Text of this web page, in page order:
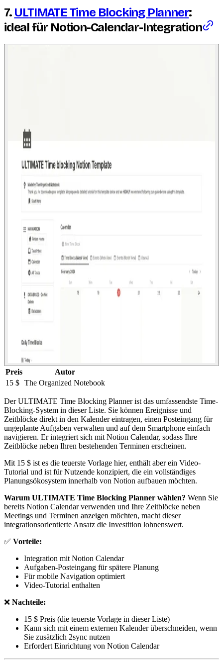
7. ULTIMATE Time Blocking Planner:
ideal für Notion-Calendar-Integration
Preis
Autor
15 $ The Organized Notebook
Der ULTIMATE Time Blocking Planner ist das umfassendste Time-
Blocking-System in dieser Liste. Sie können Ereignisse und
Zeitblöcke direkt in den Kalender eintragen, einen Posteingang für
ungeplante Aufgaben verwalten und auf dem Smartphone einfach
navigieren. Er integriert sich mit Notion Calendar, sodass Ihre
Zeitblöcke neben Ihren bestehenden Terminen erscheinen.
Mit 15 $ ist es die teuerste Vorlage hier, enthält aber ein Video-
Tutorial und ist für Nutzende konzipiert, die ein vollständiges
Planungsökosystem innerhalb von Notion aufbauen möchten.
Warum ULTIMATE Time Blocking Planner wählen? Wenn Sie
bereits Notion Calendar verwenden und Ihre Zeitblöcke neben
Meetings und Terminen anzeigen möchten, macht dieser
integrationsorientierte Ansatz die Investition lohnenswert.
✅ Vorteile:
Integration mit Notion Calendar
Aufgaben-Posteingang für spätere Planung
Für mobile Navigation optimiert
Video-Tutorial enthalten
❌ Nachteile:
15 $ Preis (die teuerste Vorlage in dieser Liste)
Kann sich mit einem externen Kalender überschneiden, wenn
Sie zusätzlich 2sync nutzen
Erfordert Einrichtung von Notion Calendar